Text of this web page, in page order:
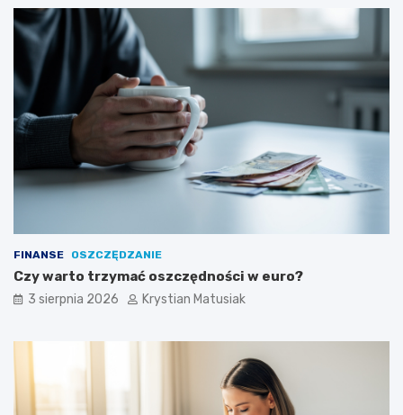
FINANSE OSZCZĘDZANIE
Czy warto trzymać oszczędności w euro?
3 sierpnia 2026 Krystian Matusiak